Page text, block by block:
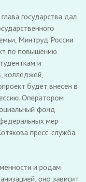
государства дал
Минтруд России
по повышению
и
колледжей,
будет внесен в
Оператором
фонд
мер
пресс-служба
и родам
оно зависит